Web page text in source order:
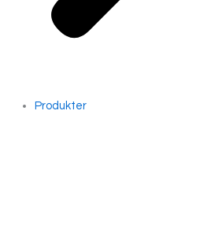
Produkter